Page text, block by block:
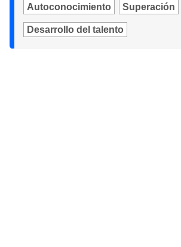
Autoconocimiento Superación
Desarrollo del talento